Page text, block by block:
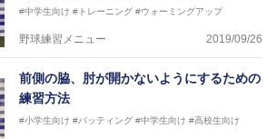
#中学生向け #トレーニング #ウォーミングアップ
野球練習メニュー 2019/09/26
前側の脇、肘が開かないようにするための
練習方法
#小学生向け #バッティング #中学生向け #高校生向け